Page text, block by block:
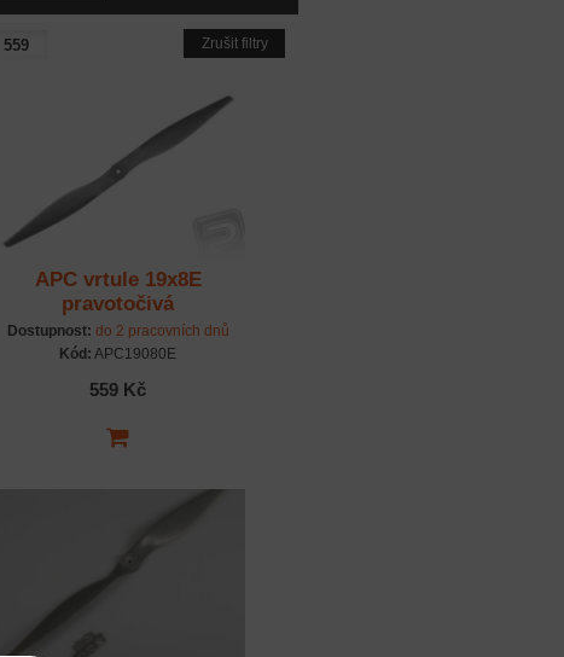
Zrušit filtry
APC vrtule 19x8E
pravotočivá
Dostupnost: do 2 pracovních dnů
Kód: APC19080E
559 Kč